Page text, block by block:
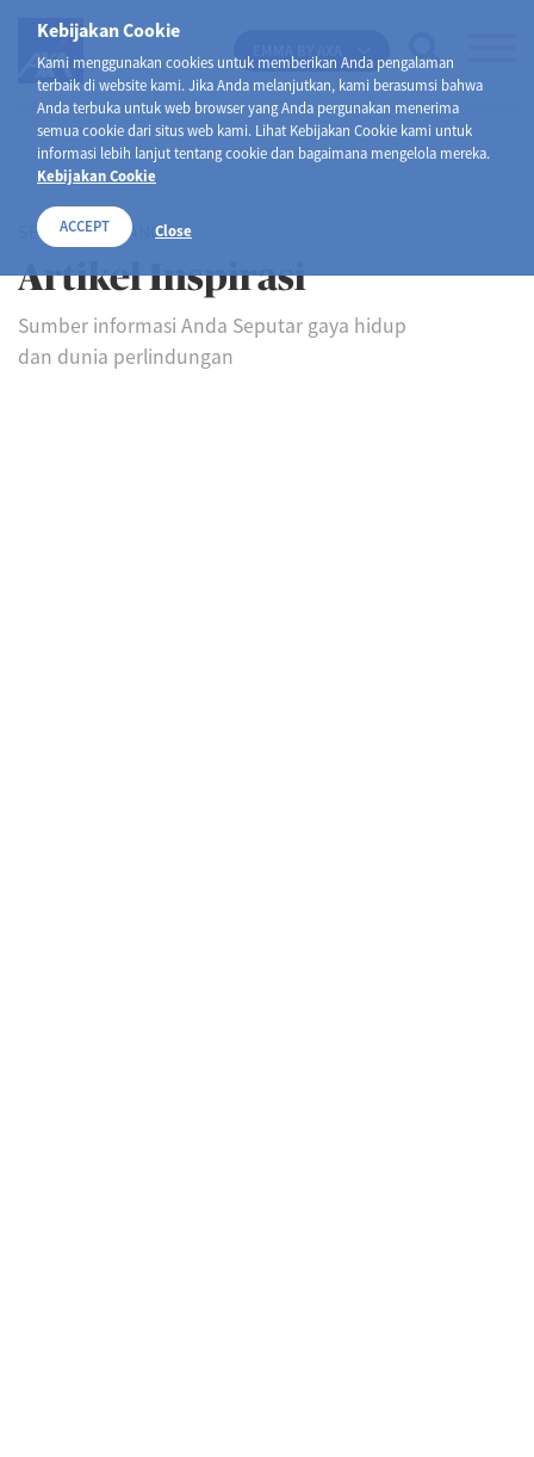
Kebijakan Cookie
Kami menggunakan cookies untuk memberikan Anda pengalaman
terbaik di website kami. Jika Anda melanjutkan, kami berasumsi bahwa
Anda terbuka untuk web browser yang Anda pergunakan menerima
semua cookie dari situs web kami. Lihat Kebijakan Cookie kami untuk
informasi lebih lanjut tentang cookie dan bagaimana mengelola mereka.
Kebijakan Cookie
ACCEPT Close
SELAMAT DATANG DI
Artikel Inspirasi
Sumber informasi Anda Seputar gaya hidup
dan dunia perlindungan